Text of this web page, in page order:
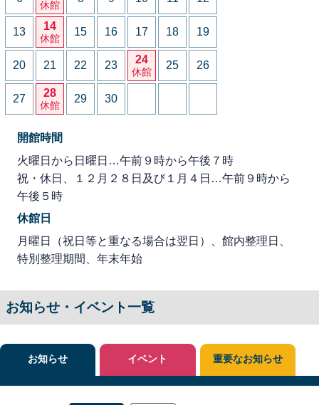
休館
13 14
休館
15 16 17 18 19
20 21 22 23 24
休館
25 26
27 28
休館
29 30
開館時間
火曜日から日曜日…午前９時から午後７時
祝・休日、１２月２８日及び１月４日…午前９時から
午後５時
休館日
月曜日（祝日等と重なる場合は翌日）、館内整理日、
特別整理期間、年末年始
お知らせ・イベント一覧
お知らせ イベント 重要なお知らせ